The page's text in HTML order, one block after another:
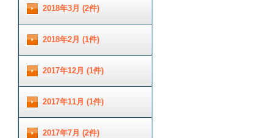
2018年3月 (2件)
2018年2月 (1件)
2017年12月 (1件)
2017年11月 (1件)
2017年7月 (2件)